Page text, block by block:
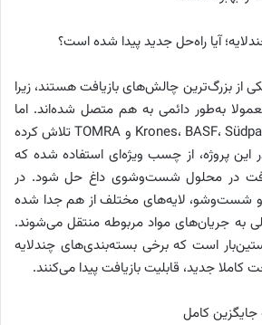
آیا راه‌حل جدید پیدا شده است؟
از بزرگ‌ترین چالش‌های بازیافت هستند، زیرا
به‌طور دائمی به هم متصل شده‌اند. اما
پروژه‌ای مشترک میان ‌Krones، ‌BASF، ‌Südpack و ‌TOMRA تلاش کرده
پروژه، از چسب ویژه‌ای استفاده شده که
در محلول شست‌وشوی داغ حل شود. در
شست‌وشو، لایه‌های مختلف از هم جدا شده
به جریان‌های مواد مربوطه منتقل می‌شوند.
است که برخی بسته‌بندی‌های چندلایه
کاملا جدید، قابلیت بازیافت پیدا می‌کنند.
کامل